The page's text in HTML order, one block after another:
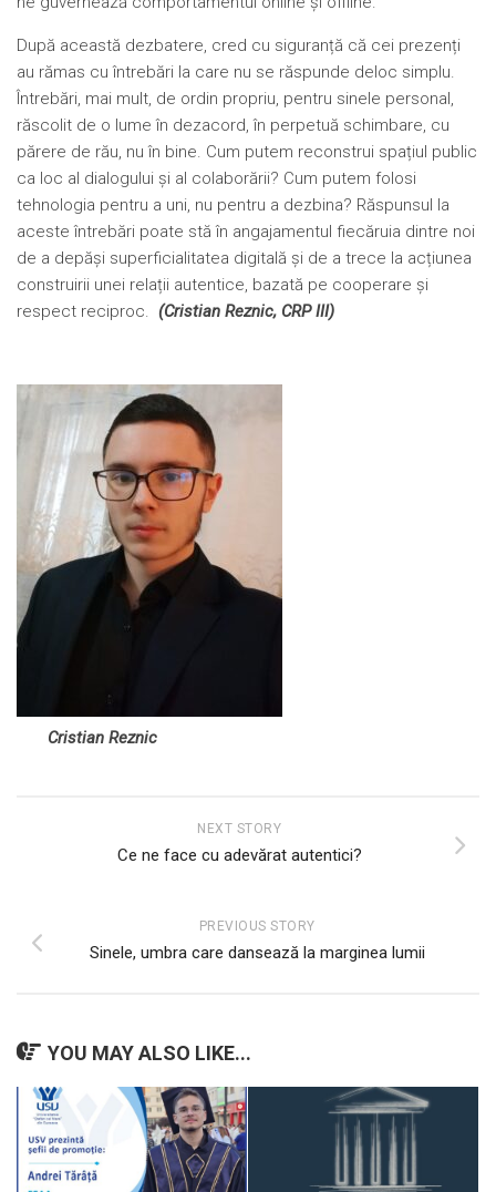
După această dezbatere, cred cu siguranță că cei prezenți
au rămas cu întrebări la care nu se răspunde deloc simplu.
Întrebări, mai mult, de ordin propriu, pentru sinele personal,
răscolit de o lume în dezacord, în perpetuă schimbare, cu
părere de rău, nu în bine. Cum putem reconstrui spațiul public
ca loc al dialogului și al colaborării? Cum putem folosi
tehnologia pentru a uni, nu pentru a dezbina? Răspunsul la
aceste întrebări poate stă în angajamentul fiecăruia dintre noi
de a depăși superficialitatea digitală și de a trece la acțiunea
construirii unei relații autentice, bazată pe cooperare și
respect reciproc. (Cristian Reznic, CRP III)
Cristian Reznic
NEXT STORY
Ce ne face cu adevărat autentici?
PREVIOUS STORY
Sinele, umbra care dansează la marginea lumii
YOU MAY ALSO LIKE...